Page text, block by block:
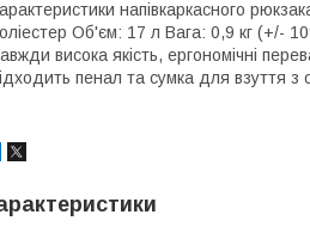
напівкаркасного
Об'єм: 17 л Вага: 0,9 кг (+/-
висока якість, ергономічні
пенал та сумка для взуття з